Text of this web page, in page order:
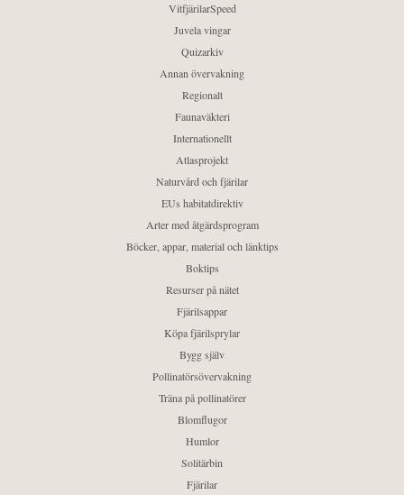
VitfjärilarSpeed
Juvela vingar
Quizarkiv
Annan övervakning
Regionalt
Faunaväkteri
Internationellt
Atlasprojekt
Naturvård och fjärilar
EUs habitatdirektiv
Arter med åtgärdsprogram
Böcker, appar, material och länktips
Boktips
Resurser på nätet
Fjärilsappar
Köpa fjärilsprylar
Bygg själv
Pollinatörsövervakning
Träna på pollinatörer
Blomflugor
Humlor
Solitärbin
Fjärilar